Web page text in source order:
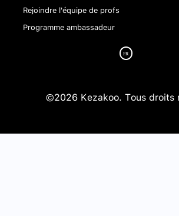
Rejoindre l'équipe de profs
Programme ambassadeur
©2026 Kezakoo. Tous droits